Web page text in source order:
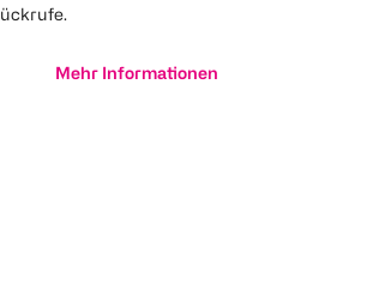
Mehr Informationen